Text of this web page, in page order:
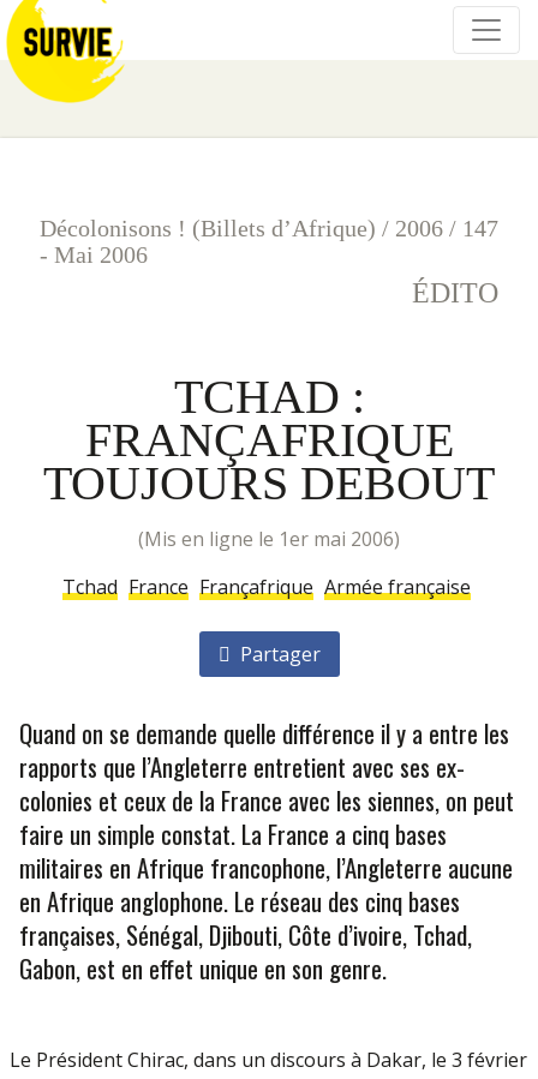
Décolonisons ! (Billets d’Afrique) / 2006 / 147
- Mai 2006
ÉDITO
TCHAD :
FRANÇAFRIQUE
TOUJOURS DEBOUT
(mis en ligne le 1er mai 2006)
Tchad France Françafrique Armée française
Partager
Quand on se demande quelle différence il y a entre les
rapports que l’Angleterre entretient avec ses ex-
colonies et ceux de la France avec les siennes, on peut
faire un simple constat. La France a cinq bases
militaires en Afrique francophone, l’Angleterre aucune
en Afrique anglophone. Le réseau des cinq bases
françaises, Sénégal, Djibouti, Côte d’ivoire, Tchad,
Gabon, est en effet unique en son genre.
Le Président Chirac, dans un discours à Dakar, le 3 février